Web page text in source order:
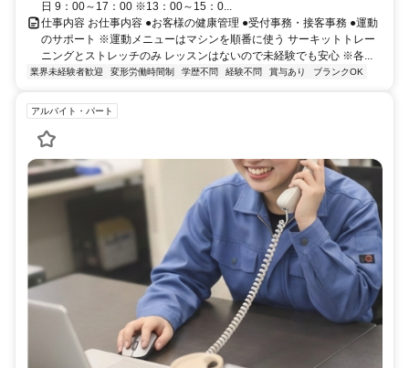
日 9：00～17：00 ※13：00～15：0...
仕事内容 お仕事内容 ●お客様の健康管理 ●受付事務・接客事務 ●運動
のサポート ※運動メニューはマシンを順番に使う サーキットトレー
ニングとストレッチのみ レッスンはないので未経験でも安心 ※各...
業界未経験者歓迎 変形労働時間制 学歴不問 経験不問 賞与あり ブランクOK
アルバイト・パート